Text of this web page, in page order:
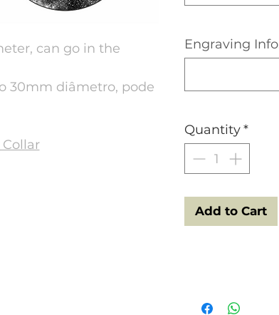
can go in the
30mm diâmetro, pode
Engraving
Quantity *
Add to Cart
water will not stain.